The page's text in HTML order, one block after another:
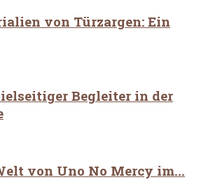
von Türzargen: Ein
Begleiter in der
von Uno No Mercy im...